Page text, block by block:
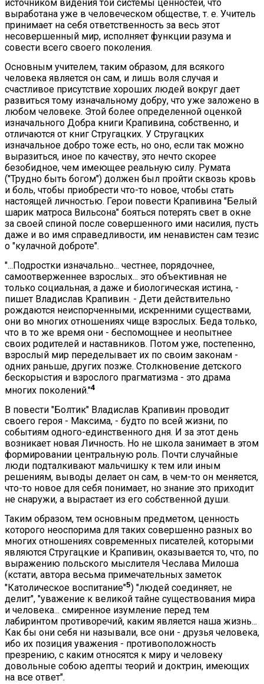
источником видения той системы ценностей, что
выработана уже в человеческом обществе, т. е. Учитель
принимает на себя ответственность за весь этот
несовершенный мир, исполняет функции разума и
совести всего своего поколения.
Основным учителем, таким образом, для всякого
человека является он сам, и лишь воля случая и
счастливое присутствие хороших людей вокруг дает
развиться тому изначальному добру, что уже заложено в
любом человеке. Этой более определенной оценкой
изначального Добра книги Крапивина, собственно, и
отличаются от книг Стругацких. У Стругацких
изначальное добро тоже есть, но оно, если так можно
выразиться, иное по качеству, это нечто скорее
безобидное, чем имеющее реальную силу. Румата
("Трудно быть богом") должен был пройти сквозь кровь
и боль, чтобы приобрести что-то новое, чтобы стать
настоящей личностью. Герои повести Крапивина "Белый
шарик матроса Вильсона" бояться потерять свет в окне
за своей спиной после совершенного ими насилия, пусть
даже и во имя справедливости, им ненавистен сам тезис
о "кулачной доброте".
"...Подростки изначально... честнее, порядочнее,
самоотверженнее взрослых... это объективная не
только социальная, а даже и биологическая истина, -
пишет Владислав Крапивин. - Дети действительно
рождаются неиспорченными, искренними существами,
они во многих отношениях чище взрослых. Беда только,
что в то же время они - беспомощнее и неопытнее
своих родителей и наставников. Потом уже, постепенно,
взрослый мир переделывает их по своим законам -
одних раньше, других позже. Столкновение детского
бескорыстия и взрослого прагматизма - это драма
многих поколений."4
В повести "Болтик" Владислав Крапивин проводит
своего героя - Максима, - будто по всей жизни, по
событиям одного-единственного дня. И за этот день
возникает новая Личность. Но не школа занимает в этом
формировании центральную роль. Почти случайные
люди подталкивают мальчишку к тем или иным
решениям, выводы делает он сам, в чем-то он меняется,
что-то новое для себя понимает, но знание это приходит
не снаружи, а вырастает из его собственной души.
Таким образом, тем основным предметом, ценность
которого неоспорима для таких совершенно разных во
многих отношениях современных писателей, которыми
являются Стругацкие и Крапивин, оказывается то, что, по
выражению польского мыслителя Чеслава Милоша
(кстати, автора весьма примечательных заметок
"Католическое воспитание"5) "людей соединяет, не
делит", "уважение к великой тайне существования мира
и человека... смиренное изумление перед тем
лабиринтом противоречий, каким является наша жизнь...
Как бы они себя ни называли, все они - друзья человека,
ибо их позиция уважения - противоположность
презрению, с каким относятся к миру и человеку
довольные собою адепты теорий и доктрин, имеющих
на все ответ".